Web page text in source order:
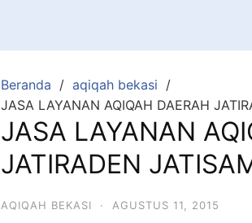
Beranda
aqiqah bekasi
JASA LAYANAN AQIQAH DAERAH
JASA LAYANAN
JATIRADEN
AQIQAH BEKASI · AGUSTUS 11, 2015